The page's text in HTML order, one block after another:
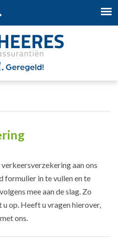
aan ons
formulier in te vullen en te
mee aan de slag. Zo
op. Heeft u vragen hierover,
ons.